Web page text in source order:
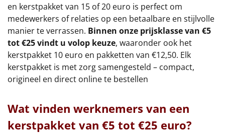
en kerstpakket van 15 of 20 euro is perfect om
medewerkers of relaties op een betaalbare en stijlvolle
manier te verrassen. Binnen onze prijsklasse van €5
tot €25 vindt u volop keuze, waaronder ook het
kerstpakket 10 euro en pakketten van €12,50. Elk
kerstpakket is met zorg samengesteld – compact,
origineel en direct online te bestellen
Wat vinden werknemers van een
kerstpakket van €5 tot €25 euro?